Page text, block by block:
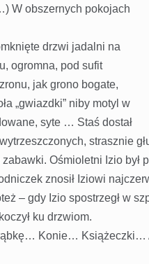
W obszernych pokojach
drzwi jadalni na
ogromna, pod sufit
jak grono bogate,
„gwiazdki” niby motyl w
syte … Staś dostał
strasznie
Ośmioletni Izio
znosił Iziowi
– gdy Izio spostrzegł w
ku drzwiom.
Konie… Książeczki…